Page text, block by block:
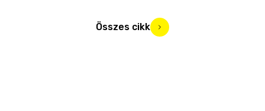
Összes cikk